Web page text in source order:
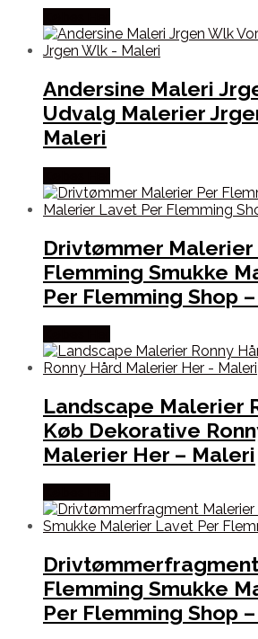
Andersine Maleri
Udvalg Malerier
Maleri
Drivtømmer Malerier
Flemming Smukke
Per Flemming Shop
Landscape Malerier
Køb Dekorative
Malerier Her – Maleri
Flemming Smukke
Per Flemming Shop